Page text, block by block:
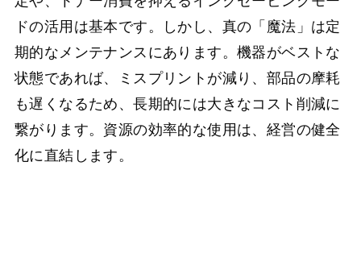
ドの活用は基本です。しかし、真の「魔法」は定
期的なメンテナンスにあります。機器がベストな
状態であれば、ミスプリントが減り、部品の摩耗
も遅くなるため、長期的には大きなコスト削減に
繋がります。資源の効率的な使用は、経営の健全
化に直結します。